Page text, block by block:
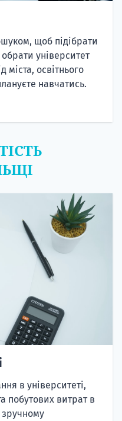
щоб підібрати
обрати університет
міста, освітнього
навчатись.
в університеті,
побутових витрат в
зручному